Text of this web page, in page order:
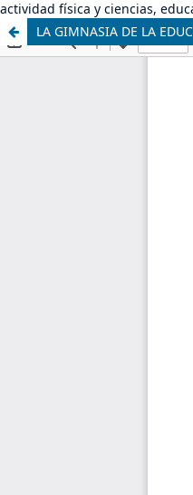
actividad física y ciencias,
LA GIMNASIA DE LA